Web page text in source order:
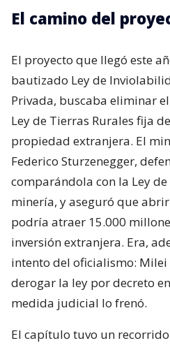
El camino del
El proyecto que llegó este
bautizado Ley de
Privada, buscaba eliminar
Ley de Tierras Rurales fija
propiedad extranjera. El
Federico Sturzenegger,
comparándola con la Ley
minería, y aseguró que
podría atraer 15.000
inversión extranjera. Era,
intento del oficialismo:
derogar la ley por decreto
medida judicial lo frenó.
El capítulo tuvo un